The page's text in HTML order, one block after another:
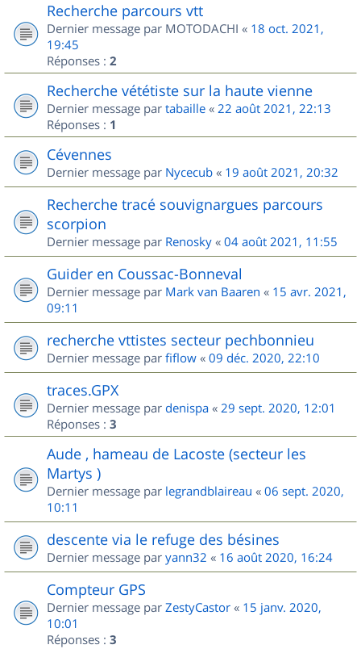
Recherche parcours vtt
Dernier message par MOTODACHI « 18 oct. 2021,
19:45
Réponses : 2
Recherche vététiste sur la haute vienne
Dernier message par tabaille « 22 août 2021, 22:13
Réponses : 1
Cévennes
Dernier message par Nycecub « 19 août 2021, 20:32
Recherche tracé souvignargues parcours
scorpion
Dernier message par Renosky « 04 août 2021, 11:55
Guider en Coussac-Bonneval
Dernier message par Mark van Baaren « 15 avr. 2021,
09:11
recherche vttistes secteur pechbonnieu
Dernier message par fiflow « 09 déc. 2020, 22:10
traces.GPX
Dernier message par denispa « 29 sept. 2020, 12:01
Réponses : 3
Aude , hameau de Lacoste (secteur les
Martys )
Dernier message par legrandblaireau « 06 sept. 2020,
10:11
descente via le refuge des bésines
Dernier message par yann32 « 16 août 2020, 16:24
Compteur GPS
Dernier message par ZestyCastor « 15 janv. 2020,
10:01
Réponses : 3